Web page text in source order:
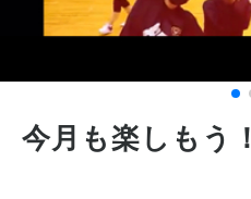
今月も楽しもう！